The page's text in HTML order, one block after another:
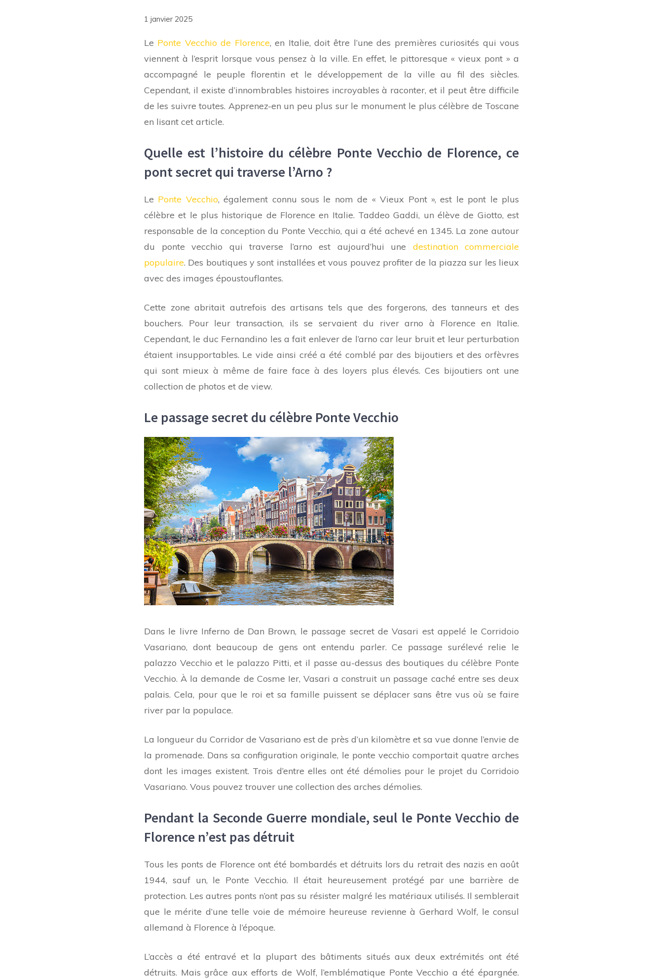
1 janvier 2025
Le Ponte Vecchio de Florence, en Italie, doit être l’une des premières curiosités qui vous
viennent à l’esprit lorsque vous pensez à la ville. En effet, le pittoresque « vieux pont » a
accompagné le peuple florentin et le développement de la ville au fil des siècles.
Cependant, il existe d’innombrables histoires incroyables à raconter, et il peut être difficile
de les suivre toutes. Apprenez-en un peu plus sur le monument le plus célèbre de Toscane
en lisant cet article.
Quelle est l’histoire du célèbre Ponte Vecchio de Florence, ce
pont secret qui traverse l’Arno ?
Le Ponte Vecchio, également connu sous le nom de « Vieux Pont », est le pont le plus
célèbre et le plus historique de Florence en Italie. Taddeo Gaddi, un élève de Giotto, est
responsable de la conception du Ponte Vecchio, qui a été achevé en 1345. La zone autour
du ponte vecchio qui traverse l’arno est aujourd’hui une destination commerciale
populaire. Des boutiques y sont installées et vous pouvez profiter de la piazza sur les lieux
avec des images époustouflantes.
Cette zone abritait autrefois des artisans tels que des forgerons, des tanneurs et des
bouchers. Pour leur transaction, ils se servaient du river arno à Florence en Italie.
Cependant, le duc Fernandino les a fait enlever de l’arno car leur bruit et leur perturbation
étaient insupportables. Le vide ainsi créé a été comblé par des bijoutiers et des orfèvres
qui sont mieux à même de faire face à des loyers plus élevés. Ces bijoutiers ont une
collection de photos et de view.
Le passage secret du célèbre Ponte Vecchio
Dans le livre Inferno de Dan Brown, le passage secret de Vasari est appelé le Corridoio
Vasariano, dont beaucoup de gens ont entendu parler. Ce passage surélevé relie le
palazzo Vecchio et le palazzo Pitti, et il passe au-dessus des boutiques du célèbre Ponte
Vecchio. À la demande de Cosme Ier, Vasari a construit un passage caché entre ses deux
palais. Cela, pour que le roi et sa famille puissent se déplacer sans être vus où se faire
river par la populace.
La longueur du Corridor de Vasariano est de près d’un kilomètre et sa vue donne l’envie de
la promenade. Dans sa configuration originale, le ponte vecchio comportait quatre arches
dont les images existent. Trois d’entre elles ont été démolies pour le projet du Corridoio
Vasariano. Vous pouvez trouver une collection des arches démolies.
Pendant la Seconde Guerre mondiale, seul le Ponte Vecchio de
Florence n’est pas détruit
Tous les ponts de Florence ont été bombardés et détruits lors du retrait des nazis en août
1944, sauf un, le Ponte Vecchio. Il était heureusement protégé par une barrière de
protection. Les autres ponts n’ont pas su résister malgré les matériaux utilisés. Il semblerait
que le mérite d’une telle voie de mémoire heureuse revienne à Gerhard Wolf, le consul
allemand à Florence à l’époque.
L’accès a été entravé et la plupart des bâtiments situés aux deux extrémités ont été
détruits. Mais grâce aux efforts de Wolf, l’emblématique Ponte Vecchio a été épargnée.